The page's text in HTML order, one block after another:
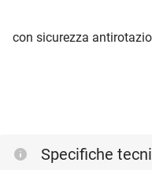
con sicurezza
Specifiche